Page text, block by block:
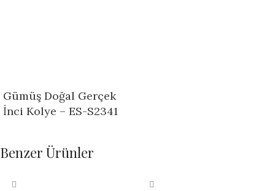
Gümüş Doğal Gerçek
İnci Kolye – ES-S2341
Benzer Ürünler